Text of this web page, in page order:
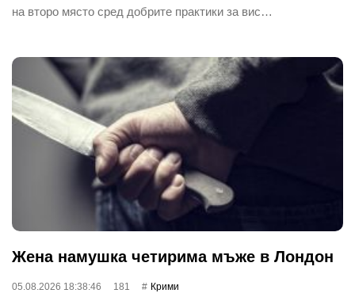
на второ място сред добрите практики за вис…
Жена намушка четирима мъже в Лондон
05.08.2026 18:38:46 181 Крими